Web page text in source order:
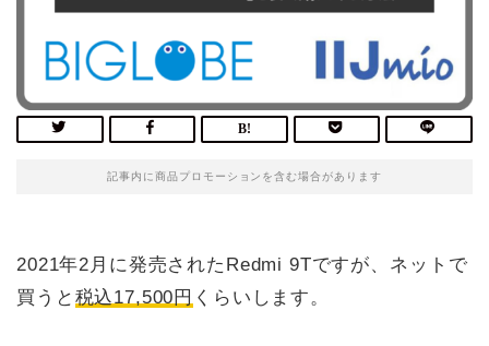
記事内に商品プロモーションを含む場合があります
2021年2月に発売されたRedmi 9Tですが、ネットで
買うと 税込17,500円 くらいします。